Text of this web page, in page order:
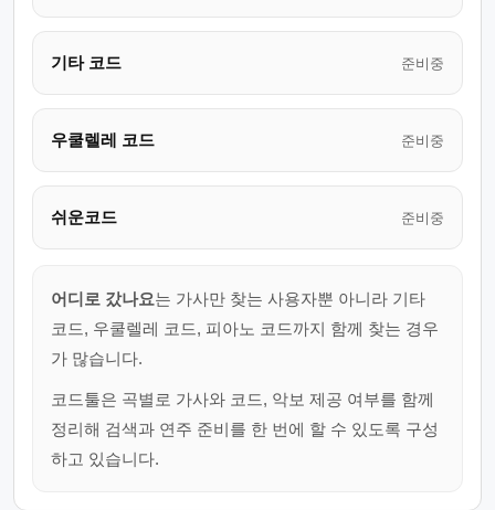
기타 코드 준비중
우쿨렐레 코드 준비중
쉬운코드 준비중
어디로 갔나요는 가사만 찾는 사용자뿐 아니라 기타
코드, 우쿨렐레 코드, 피아노 코드까지 함께 찾는 경우
가 많습니다.
코드툴은 곡별로 가사와 코드, 악보 제공 여부를 함께
정리해 검색과 연주 준비를 한 번에 할 수 있도록 구성
하고 있습니다.